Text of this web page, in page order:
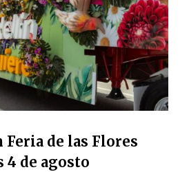
de las Flores
4 de agosto